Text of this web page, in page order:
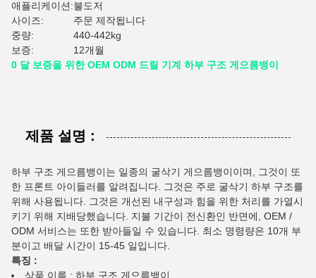
애플리케이션:불도저
사이즈:
주문 제작됩니다
중량:
440-442kg
보증:
12개월
0 달 보증을 위한 OEM ODM 드릴 기계 하부 구조 게으름뱅이
제품 설명 :
하부 구조 게으름뱅이는 일종의 굴삭기 게으름뱅이이며, 그것이 또
한 프론트 아이들러를 알려집니다. 그것은 주로 굴삭기 하부 구조를
위해 사용됩니다. 그것은 개선된 내구성과 힘을 위한 처리를 가열시
키기 위해 지배당했습니다. 지불 기간이 전신환인 반면에, OEM /
ODM 서비스는 또한 받아들일 수 있습니다. 최소 명령량은 10개 부
분이고 배달 시간이 15-45 일입니다.
특징 :
상품 이름 : 하부 구조 게으름뱅이